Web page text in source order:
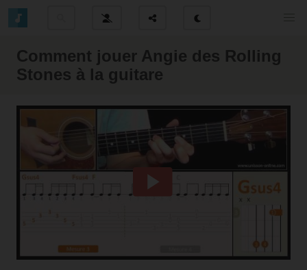
Comment jouer Angie des Rolling
Stones à la guitare